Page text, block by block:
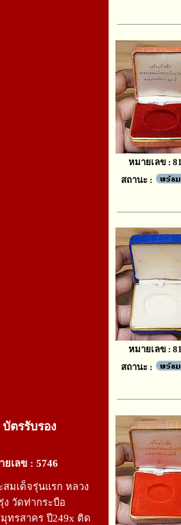
ตรรับรอง
ยเลข : 5746
สมเด็จรุ่นแรก หลวง
ง วัดท่ากระบือ
ทรสาคร ปี249x ติด
หมายเลข :
สถานะ :
หมายเลข :
สถานะ :